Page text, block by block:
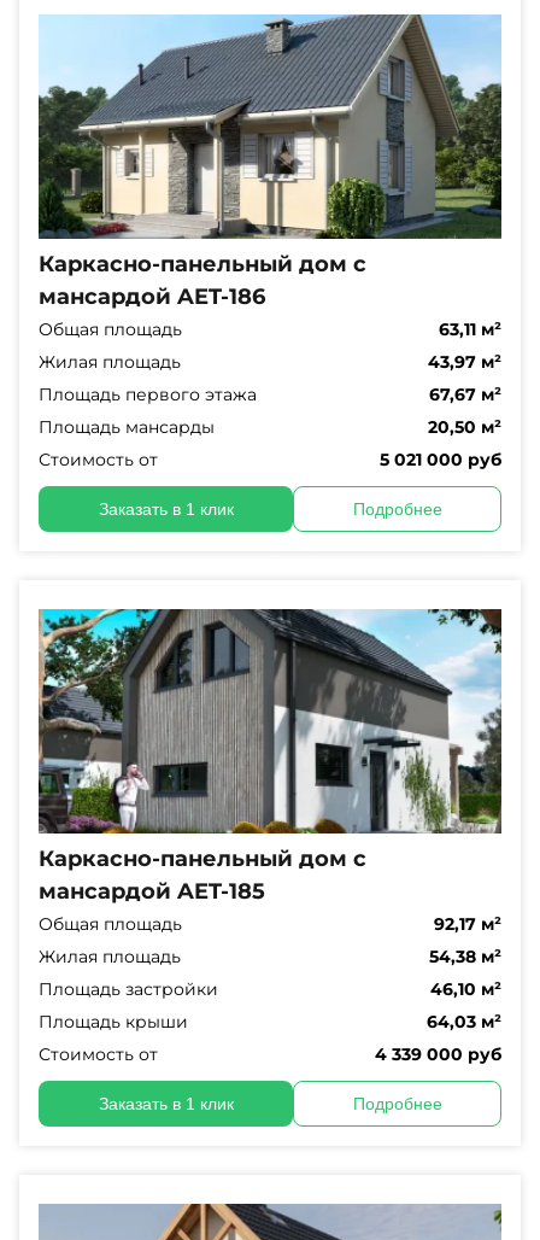
Каркасно-панельный дом с
мансардой AET-186
Общая площадь
63,11 м²
Жилая площадь
43,97 м²
Площадь первого этажа
67,67 м²
Площадь мансарды
20,50 м²
Стоимость от
5 021 000 руб
Заказать в 1 клик Подробнее
Каркасно-панельный дом с
мансардой AET-185
Общая площадь
92,17 м²
Жилая площадь
54,38 м²
Площадь застройки
46,10 м²
Площадь крыши
64,03 м²
Стоимость от
4 339 000 руб
Заказать в 1 клик Подробнее